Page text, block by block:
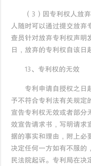
（3）因专利权人放弃
人随时可以通过提交放弃
查员针对放弃专利权声明
日，放弃的专利权自该日
13、专利权的无效
专利申请自授权之日
予不符合专利法有关规定
宣告专利权无效或者部分
效宣告请求书，写明请求
据的事实和理由，附上必
决定任何一方如有不服的
民法院起诉。专利局在决